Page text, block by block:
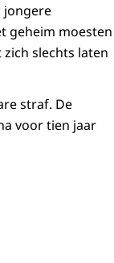
jongere
geheim moesten
slechts laten
straf. De
voor tien jaar